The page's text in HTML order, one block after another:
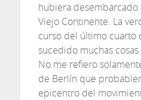
hubiera desembarcado
Viejo Continente. La
curso del último cuarto
sucedido muchas
No me refiero
de Berlín que
epicentro del